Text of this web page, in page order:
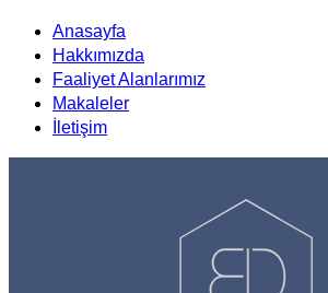
Anasayfa
Hakkımızda
Faaliyet Alanlarımız
Makaleler
İletişim